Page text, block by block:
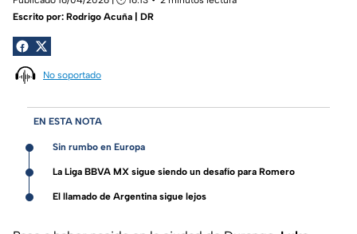
Escrito por: Rodrigo Acuña | DR
No soportado
EN ESTA NOTA
Sin rumbo en Europa
La Liga BBVA MX sigue siendo un desafío para Romero
El llamado de Argentina sigue lejos